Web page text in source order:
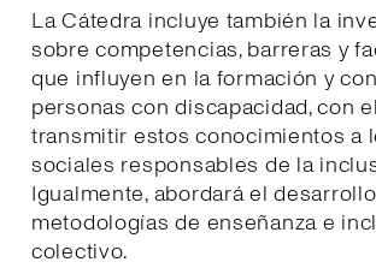
La Cátedra incluye también la
sobre competencias, barreras y
que influyen en la formación y
personas con discapacidad, con
transmitir estos conocimientos a
sociales responsables de la
Igualmente, abordará el
metodologías de enseñanza e
colectivo.